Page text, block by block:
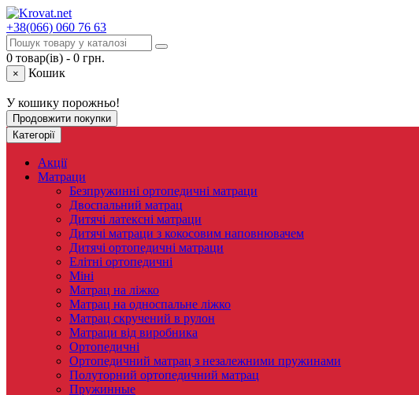
+38(066) 060 76 63
0 товар(ів) - 0 грн.
× Кошик
У кошику порожньо!
Продовжити покупки
Категорії
Акції
Матраци
Безпружинні ортопедичні матраци
Двоспальний матрац
Дитячі латексні матраци
Дитячі матраци з кокосовим наповнювачем
Дитячі ортопедичні матраци
Елітні ортопедичні
Міні
Матрац на ліжко
Матрац на односпальне ліжко
Матрац скручений в рулон
Матраци від виробника
Ортопедичні
Ортопедичний матрац з незалежними пружинами
Полуторний ортопедичний матрац
Пружинные